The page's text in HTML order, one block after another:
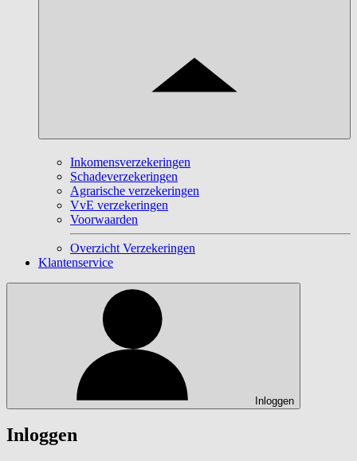
Inkomensverzekeringen
Schadeverzekeringen
Agrarische verzekeringen
VvE verzekeringen
Voorwaarden
Overzicht Verzekeringen
Klantenservice
Inloggen
Inloggen